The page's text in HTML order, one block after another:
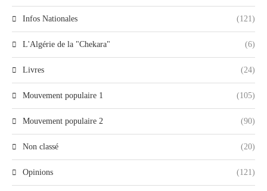
Infos Nationales (121)
L'Algérie de la "Chekara" (6)
Livres (24)
Mouvement populaire 1 (105)
Mouvement populaire 2 (90)
Non classé (20)
Opinions (121)